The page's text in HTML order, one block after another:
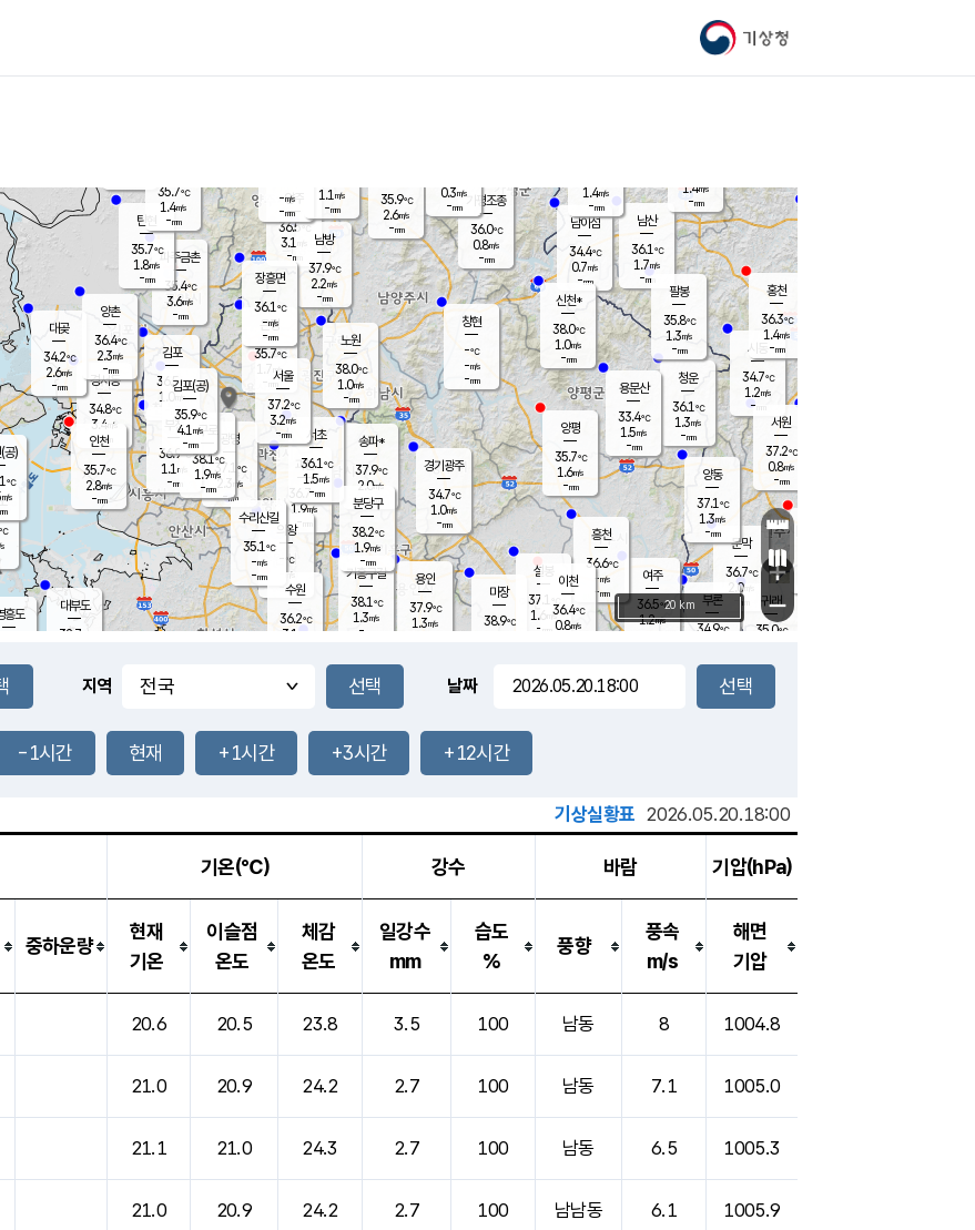
기상청
문막
36.7℃
2.0m/s
mm
남이섬
34.4℃
0.7m/s
-mm
s
흥도
양주
36.5℃
3.1
-mm
부론
34.9℃
과천
36.7℃
1.9m/s
- mm
남산
36.1℃
1.7m/s
-mm
-mm
청운
36.1℃
1.3m/s
-mm
팔봉
35.8℃
1.3m/s
-mm
-mm
용인
37.9℃
1.3m/s
여주
36.5℃
1.2m/s
양동
37.1℃
1.3m/s
-mm
경기광주
34.7℃
1.0m/s
-mm
장호원
1.4m/s
-mm
33.8
℃
대부도
32.7
경서동
34.8℃
3.4 m/s
-mm
파주금촌
35.4℃
3.6m/s
-mm
가평조종
36.0℃
0.8m/s
-mm
35.9℃
2.6m/s
-mm
대곶
34.2℃
2.6m/s
-mm
신천*
38.0℃
1.0m/s
-mm
창현
-℃
-m/s
-mm
탄현
35.7℃
1.8m/s
-mm
0.3m/s
-mm
38.0℃
1.1m/s
-mm
흥천
36.6℃
-m/s
-mm
마장
38.9℃
의왕
- ℃
m/s
mm
김포
36.5℃
1.0 m/s
mm
설봉
37.1
1.6 m/s
- mm
광명
37.1
℃
2.3 m/s
-mm
부천
36.9℃
1.1 m/s
-mm
-mm
양촌
36.4℃
2.3m/s
-mm
구로
38.1℃
1.9m/s
-mm
은평
35.7℃
1.7 m/s
- mm
노원
38.0℃
1.0m/s
-mm
송파*
37.9℃
2.0m/s
-mm
서초
36.1℃
1.5m/s
-mm
남방
37.9℃
2.2m/s
-mm
기흥구갈
38.1℃
1.3m/s
-
수리산길
35.1℃
-m/s
-mm
분당구
38.2℃
1.9m/s
-mm
장흥면
36.1℃
-m/s
-mm
-m/s
-mm
시동
34.7℃
1.2m/s
- mm
귀래
35.0℃
서원
37.2℃
0.8m/s
-mm
용문산
33.4℃
1.5m/s
-mm
공)
℃
m/s
김포(공)
35.9℃
4.1 m/s
-mm
홍천
36.3℃
1.4m/s
-mm
이천
36.4℃
0.8m/s
양평
35.7℃
1.6m/s
-mm
수원
36.2℃
3.1 m/s
인천
35.7℃
2.8m/s
-mm
서울
37.2℃
3.2m/s
-mm
1.4m/s
-mm
35.7℃
1.4m/s
-mm
1.1 m/s
-mm
+
−
20 km
지역 날짜
-1시간 현재 +1시간 +3시간 +12시간
기상실황표 2026.05.20.18:00
기온(℃) 강수 바람 기압(hPa)
중하운량
현재
기온
이슬점
온도
체감
온도
일강수
mm
습도
%
풍향
풍속
m/s
해면
기압
20.6 20.5 23.8 3.5 100 남동 8 1004.8
21.0 20.9 24.2 2.7 100 남동 7.1 1005.0
21.1 21.0 24.3 2.7 100 남동 6.5 1005.3
21.0 20.9 24.2 2.7 100 남남동 6.1 1005.9